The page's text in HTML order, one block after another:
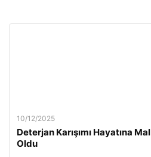
10/12/2025
Deterjan Karışımı Hayatına Mal
Oldu